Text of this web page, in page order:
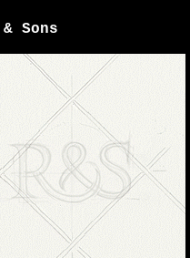
Sons